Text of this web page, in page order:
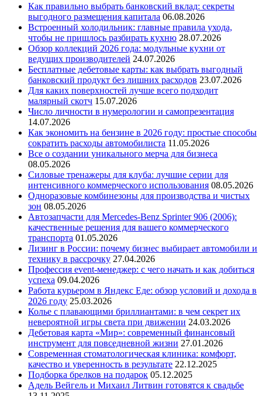
Как правильно выбрать банковский вклад: секреты
выгодного размещения капитала 06.08.2026
Встроенный холодильник: главные правила ухода,
чтобы не пришлось разбирать кухню 28.07.2026
Обзор коллекций 2026 года: модульные кухни от
ведущих производителей 24.07.2026
Бесплатные дебетовые карты: как выбрать выгодный
банковский продукт без лишних расходов 23.07.2026
Для каких поверхностей лучше всего подходит
малярный скотч 15.07.2026
Число личности в нумерологии и самопрезентация
14.07.2026
Как экономить на бензине в 2026 году: простые способы
сократить расходы автомобилиста 11.05.2026
Все о создании уникального мерча для бизнеса
08.05.2026
Силовые тренажеры для клуба: лучшие серии для
интенсивного коммерческого использования 08.05.2026
Одноразовые комбинезоны для производства и чистых
зон 08.05.2026
Автозапчасти для Mercedes-Benz Sprinter 906 (2006):
качественные решения для вашего коммерческого
транспорта 01.05.2026
Лизинг в России: почему бизнес выбирает автомобили и
технику в рассрочку 27.04.2026
Профессия event-менеджер: с чего начать и как добиться
успеха 09.04.2026
Работа курьером в Яндекс Еде: обзор условий и дохода в
2026 году 25.03.2026
Колье с плавающими бриллиантами: в чем секрет их
невероятной игры света при движении 24.03.2026
Дебетовая карта «Мир»: современный финансовый
инструмент для повседневной жизни 27.01.2026
Современная стоматологическая клиника: комфорт,
качество и уверенность в результате 22.12.2025
Подборка брелков на подарок 05.12.2025
Адель Вейгель и Михаил Литвин готовятся к свадьбе